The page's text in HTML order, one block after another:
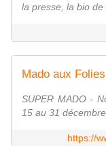
la presse, la bio
Mado aux
SUPER MADO -
15 au 31
https://